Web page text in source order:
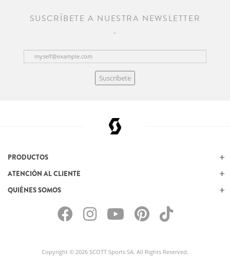
SUSCRÍBETE A NUESTRA NEWSLETTER
Suscríbete
PRODUCTOS
ATENCIÓN AL CLIENTE
QUIÉNES SOMOS
Copyright © 2026 SCOTT Sports SA. All Rights Reserved.